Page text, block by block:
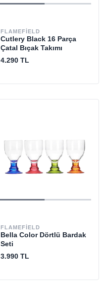
FLAMEFIELD
Cutlery Black 16 Parça
Çatal Bıçak Takımı
4.290 TL
FLAMEFIELD
Bella Color Dörtlü Bardak
Seti
3.990 TL